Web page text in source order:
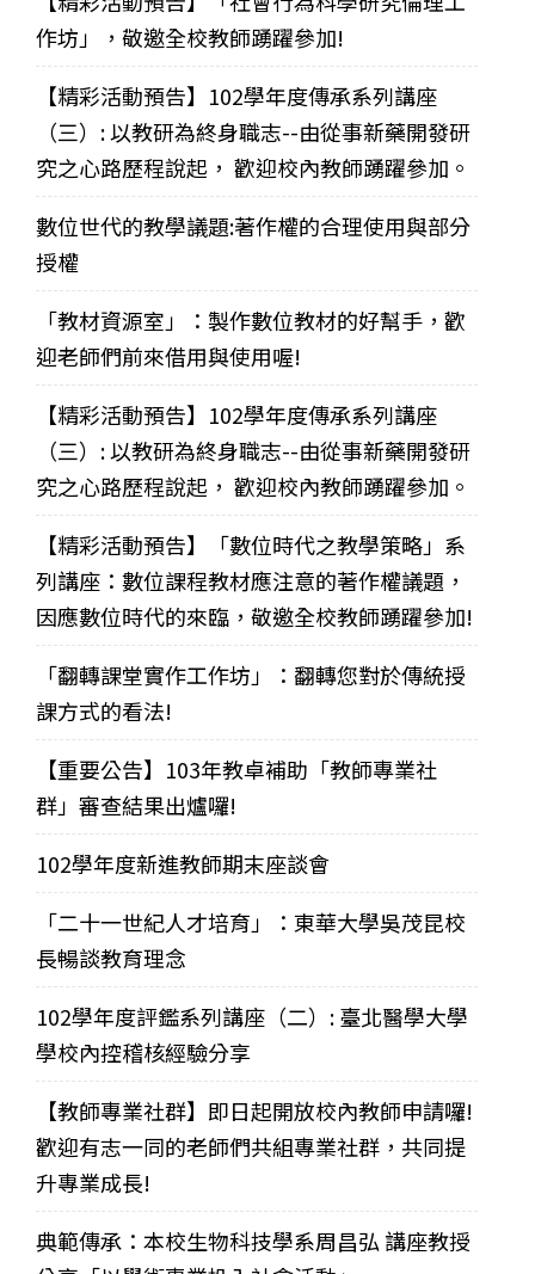
作坊」，敬邀全校教師踴躍參加!
【精彩活動預告】102學年度傳承系列講座
（三）: 以教研為終身職志--由從事新藥開發研
究之心路歷程說起， 歡迎校內教師踴躍參加。
數位世代的教學議題:著作權的合理使用與部分
授權
「教材資源室」：製作數位教材的好幫手，歡
迎老師們前來借用與使用喔!
【精彩活動預告】102學年度傳承系列講座
（三）: 以教研為終身職志--由從事新藥開發研
究之心路歷程說起， 歡迎校內教師踴躍參加。
【精彩活動預告】「數位時代之教學策略」系
列講座：數位課程教材應注意的著作權議題，
因應數位時代的來臨，敬邀全校教師踴躍參加!
「翻轉課堂實作工作坊」：翻轉您對於傳統授
課方式的看法!
【重要公告】103年教卓補助「教師專業社
群」審查結果出爐囉!
102學年度新進教師期末座談會
「二十一世紀人才培育」：東華大學吳茂昆校
長暢談教育理念
102學年度評鑑系列講座（二）: 臺北醫學大學
學校內控稽核經驗分享
【教師專業社群】即日起開放校內教師申請囉!
歡迎有志一同的老師們共組專業社群，共同提
升專業成長!
典範傳承：本校生物科技學系周昌弘 講座教授